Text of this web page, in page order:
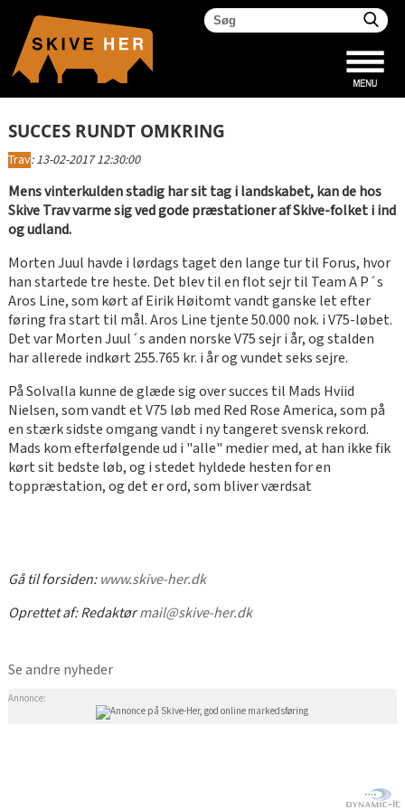
SUCCES RUNDT OMKRING
Trav:13-02-2017 12:30:00
Mens vinterkulden stadig har sit tag i landskabet, kan de hos
Skive Trav varme sig ved gode præstationer af Skive-folket i ind
og udland.
Morten Juul havde i lørdags taget den lange tur til Forus, hvor
han startede tre heste. Det blev til en flot sejr til Team A P´s
Aros Line, som kørt af Eirik Høitomt vandt ganske let efter
føring fra start til mål. Aros Line tjente 50.000 nok. i V75-løbet.
Det var Morten Juul´s anden norske V75 sejr i år, og stalden
har allerede indkørt 255.765 kr. i år og vundet seks sejre.
På Solvalla kunne de glæde sig over succes til Mads Hviid
Nielsen, som vandt et V75 løb med Red Rose America, som på
en stærk sidste omgang vandt i ny tangeret svensk rekord.
Mads kom efterfølgende ud i "alle" medier med, at han ikke fik
kørt sit bedste løb, og i stedet hyldede hesten for en
toppræstation, og det er ord, som bliver værdsat
Gå til forsiden:www.skive-her.dk
Oprettet af:Redaktørmail@skive-her.dk
Se andre nyheder
Annonce: